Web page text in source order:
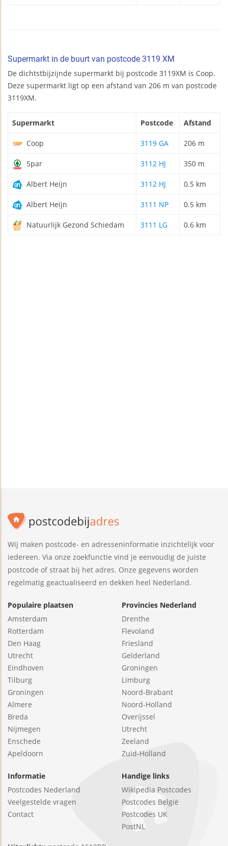
Supermarkt in de buurt van postcode 3119 XM
De dichtstbijzijnde supermarkt bij postcode 3119XM is Coop.
Deze supermarkt ligt op een afstand van 206 m van postcode
3119XM.
Supermarkt Postcode Afstand
Coop 3119 GA 206 m
Spar 3112 HJ 350 m
Albert Heijn 3112 HJ 0.5 km
Albert Heijn 3111 NP 0.5 km
Natuurlijk Gezond Schiedam 3111 LG 0.6 km
Wij maken postcode- en adresseninformatie inzichtelijk voor
iedereen. Via onze zoekfunctie vind je eenvoudig de juiste
postcode of straat bij het adres. Onze gegevens worden
regelmatig geactualiseerd en dekken heel Nederland.
Populaire plaatsen
Amsterdam
Rotterdam
Den Haag
Utrecht
Eindhoven
Tilburg
Groningen
Almere
Breda
Nijmegen
Enschede
Apeldoorn
Provincies Nederland
Drenthe
Flevoland
Friesland
Gelderland
Groningen
Limburg
Noord-Brabant
Noord-Holland
Overijssel
Utrecht
Zeeland
Zuid-Holland
Informatie
Postcodes Nederland
Veelgestelde vragen
Contact
Handige links
Wikipedia Postcodes
Postcodes België
Postcodes UK
PostNL